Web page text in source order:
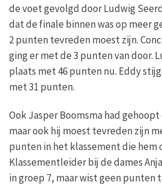
de voet gevolgd door Ludwig
dat de finale binnen was op meer
2 punten tevreden moest zijn.
ging er met de 3 punten van door.
plaats met 46 punten nu. Eddy
met 31 punten.
Ook Jasper Boomsma had
maar ook hij moest tevreden zijn
punten in het klassement die hem
Klassementleider bij de dames
in groep 7, maar wist geen punten